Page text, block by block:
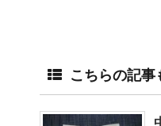
こちらの記事